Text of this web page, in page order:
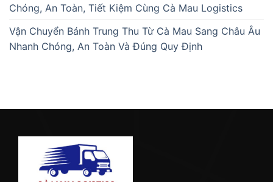
Chóng, An Toàn, Tiết Kiệm Cùng Cà Mau Logistics
Vận Chuyển Bánh Trung Thu Từ Cà Mau Sang Châu Âu
Nhanh Chóng, An Toàn Và Đúng Quy Định